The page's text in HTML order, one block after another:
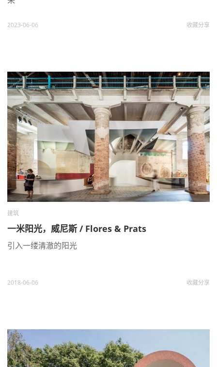
2023-06-06 收藏分享
建筑
一米阳光，威尼斯 / Flores & Prats
引入一缕清澈的阳光
2018-06-06 收藏分享